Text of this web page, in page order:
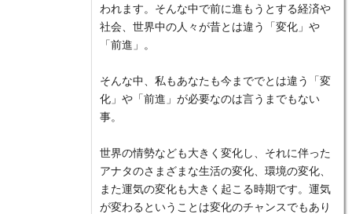
われます。そんな中で前に進もうとする経済や
社会、世界中の人々が昔とは違う「変化」や
「前進」。
そんな中、私もあなたも今まででとは違う「変
化」や「前進」が必要なのは言うまでもない
事。
世界の情勢なども大きく変化し、それに伴った
アナタのさまざまな生活の変化、環境の変化、
また運気の変化も大きく起こる時期です。運気
が変わるということは変化のチャンスでもあり